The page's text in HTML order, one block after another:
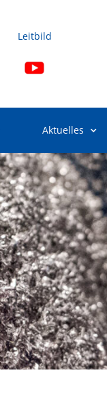
Leitbild
Aktuelles